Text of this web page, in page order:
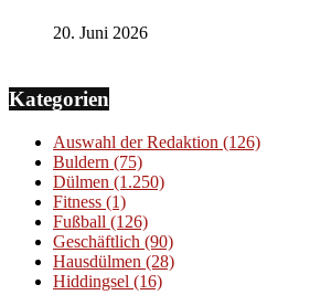
20. Juni 2026
Kategorien
Auswahl der Redaktion (126)
Buldern (75)
Dülmen (1.250)
Fitness (1)
Fußball (126)
Geschäftlich (90)
Hausdülmen (28)
Hiddingsel (16)